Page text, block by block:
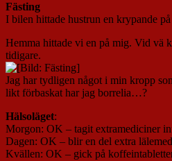
Fästing
I bilen hittade hustrun en krypande
Hemma hittade vi en på mig. Vid vä
tidigare.
Jag har tydligen något i min kropp
likt förbaskat har jag borrelia…?
Hälsoläget:
Morgon: OK – tagit extramediciner
Dagen: OK – blir en del extra
Kvällen: OK – gick på